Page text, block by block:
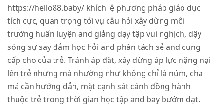
https://hello88.baby/ khích lệ phương pháp giáo dục
tích cực, quan trọng tới vụ câu hỏi xây dừng môi
trường huấn luyện and giảng dạy tập vui nghịch, dậy
sóng sự say đắm học hỏi and phân tách sẻ and cung
cấp cho của trẻ. Tránh áp đặt, xây dừng áp lực nặng nại
lên trẻ nhưng mà nhường như không chỉ là núm, cha
má cần hướng dẫn, mặt cạnh sát cánh đồng hành
thuộc trẻ trong thời gian học tập and bay bướm dạt.